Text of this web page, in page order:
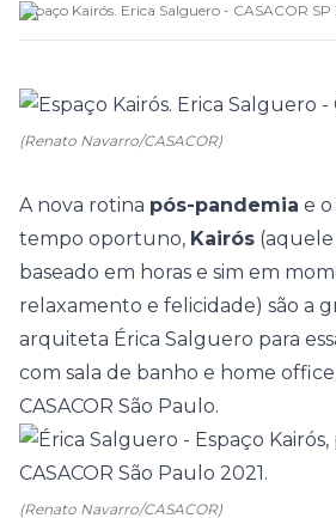
Espaço Kairós. Erica Salguero - CASACOR SP
(Renato Navarro/CASACOR)
A nova rotina pós-pandemia e
tempo oportuno, Kairós
baseado em horas e sim em
relaxamento e felicidade) são a
arquiteta Érica Salguero para
com sala de banho e home office
CASACOR São Paulo.
(Renato Navarro/CASACOR)